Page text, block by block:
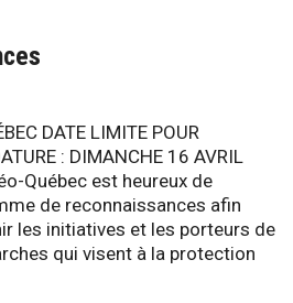
DATE LIMITE POUR
: DIMANCHE 16 AVRIL
Québec est heureux de
de reconnaissances afin
les initiatives et les porteurs de
qui visent à la protection